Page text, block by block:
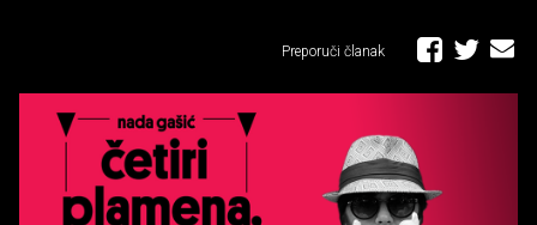
Preporuči članak